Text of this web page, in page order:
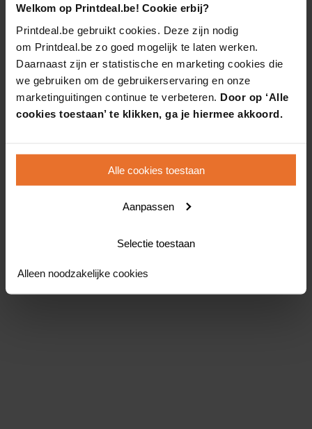
Welkom op Printdeal.be! Cookie erbij?
Printdeal.be gebruikt cookies. Deze zijn nodig
om Printdeal.be zo goed mogelijk te laten werken.
Daarnaast zijn er statistische en marketing cookies die
we gebruiken om de gebruikerservaring en onze
marketinguitingen continue te verbeteren. Door op ‘Alle
cookies toestaan’ te klikken, ga je hiermee akkoord.
Alle cookies toestaan
Aanpassen
Selectie toestaan
Alleen noodzakelijke cookies